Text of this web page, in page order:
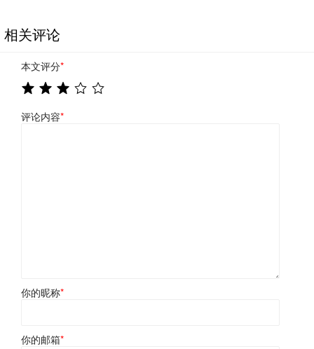
相关评论
本文评分*
评论内容*
你的昵称*
你的邮箱*